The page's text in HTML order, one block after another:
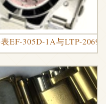
EF-305D-1A与LTP-